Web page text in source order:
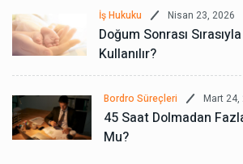
İş Hukuku Nisan 23, 2026
Doğum Sonrası
Kullanılır?
Bordro Süreçleri Mart 24,
45 Saat Dolmadan
Mu?